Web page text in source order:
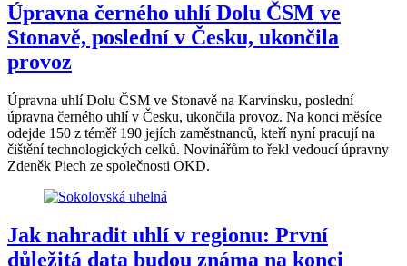
Úpravna černého uhlí Dolu ČSM ve
Stonavě, poslední v Česku, ukončila
provoz
Úpravna uhlí Dolu ČSM ve Stonavě na Karvinsku, poslední
úpravna černého uhlí v Česku, ukončila provoz. Na konci měsíce
odejde 150 z téměř 190 jejích zaměstnanců, kteří nyní pracují na
čištění technologických celků. Novinářům to řekl vedoucí úpravny
Zdeněk Piech ze společnosti OKD.
Jak nahradit uhlí v regionu: První
důležitá data budou známa na konci